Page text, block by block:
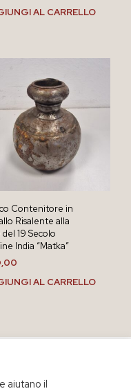
AL CARRELLO
Contenitore in
Risalente alla
del 19 Secolo
India “Matka”
AL CARRELLO
aiutano il